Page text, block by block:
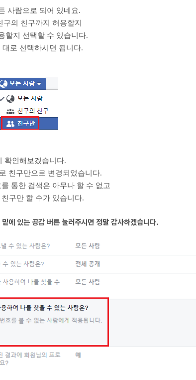
사람으로 되어 있네요.
구의 친구까지 허용할지
할지 선택할 수 있습니다.
대로 선택하시면 됩니다.
확인해보겠습니다.
친구만으로 변경되었습니다.
통한 검색은 아무나 할 수 없고
구만 할 수가 있습니다.
에 있는 공감 버튼 눌러주시면 정말 감사하겠습니다.